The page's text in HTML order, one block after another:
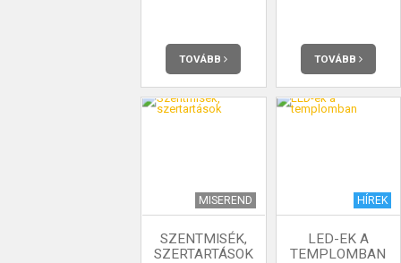
TOVÁBB TOVÁBB
MISEREND
SZENTMISÉK,
SZERTARTÁSOK
HÍREK
LED-EK A
TEMPLOMBAN